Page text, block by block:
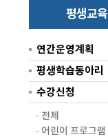
평생교육
연간운영계획
평생학습동아리
수강신청
전체
어린이 프로그램